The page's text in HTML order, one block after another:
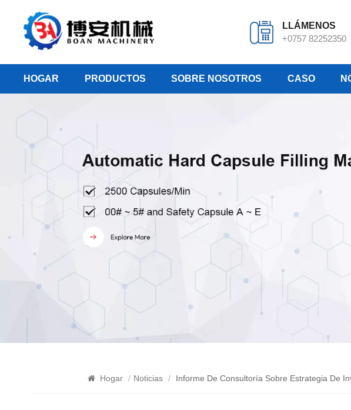
LLÁMENOS
+0757 82252350
HOGAR PRODUCTOS SOBRE NOSOTROS CASO
Hogar / Noticias / Informe De Consultoría Sobre Estrategia De